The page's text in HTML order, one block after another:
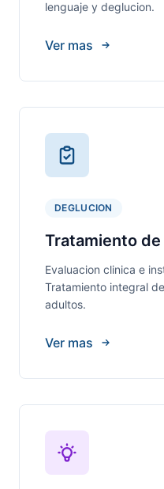
lenguaje y deglucion.
Ver mas
DEGLUCION
Tratamiento
Evaluacion clinica e
Tratamiento integral
adultos.
Ver mas